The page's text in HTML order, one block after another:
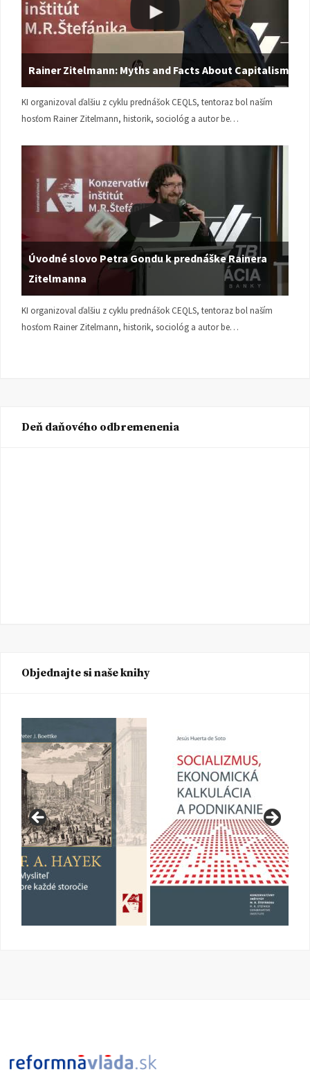
Rainer Zitelmann: Myths and Facts About Capitalism
KI organizoval ďalšiu z cyklu prednášok CEQLS, tentoraz bol naším
hosťom Rainer Zitelmann, historik, sociológ a autor be…
Úvodné slovo Petra Gondu k prednáške Rainera
Zitelmanna
KI organizoval ďalšiu z cyklu prednášok CEQLS, tentoraz bol naším
hosťom Rainer Zitelmann, historik, sociológ a autor be…
Deň daňového odbremenenia
Objednajte si naše knihy